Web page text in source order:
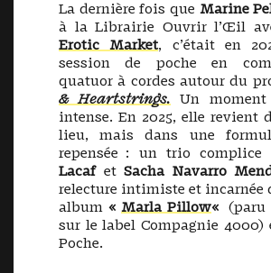
La dernière fois que Marine
à la Librairie Ouvrir l’Œil
Erotic Market, c’était en
session de poche en
quatuor à cordes autour du
& Heartstrings. Un
intense. En 2025, elle revient
lieu, mais dans une
repensée : un trio complice
Lacafet Sacha Navarro
relecture intimiste et incarnée
album« Marla Pillow« (paru
sur le label Compagnie 4000)
Poche.